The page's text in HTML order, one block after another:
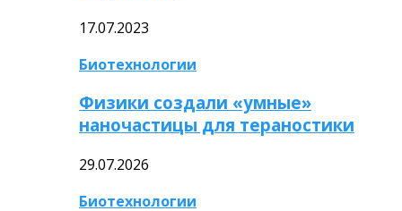
17.07.2023
Биотехнологии
Физики создали «умные»
наночастицы для тераностики
29.07.2026
Биотехнологии